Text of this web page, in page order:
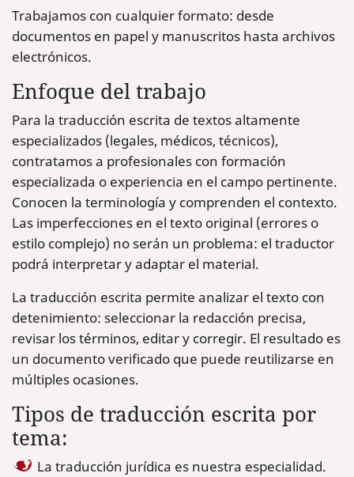
Trabajamos con cualquier formato: desde
documentos en papel y manuscritos hasta archivos
electrónicos.
Enfoque del trabajo
Para la traducción escrita de textos altamente
especializados (legales, médicos, técnicos),
contratamos a profesionales con formación
especializada o experiencia en el campo pertinente.
Conocen la terminología y comprenden el contexto.
Las imperfecciones en el texto original (errores o
estilo complejo) no serán un problema: el traductor
podrá interpretar y adaptar el material.
La traducción escrita permite analizar el texto con
detenimiento: seleccionar la redacción precisa,
revisar los términos, editar y corregir. El resultado es
un documento verificado que puede reutilizarse en
múltiples ocasiones.
Tipos de traducción escrita por
tema:
La traducción jurídica es nuestra especialidad.